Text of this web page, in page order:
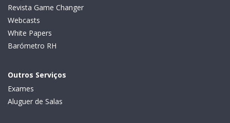
Revista Game Changer
Webcasts
White Papers
Barómetro RH
Outros Serviços
Exames
Aluguer de Salas